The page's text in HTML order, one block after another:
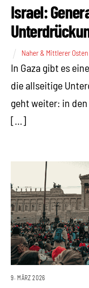
Israel:
Naher & Mittlerer Osten
In Gaza gibt es
die allseitige
geht weiter: in
[…]
9. MÄRZ 2026